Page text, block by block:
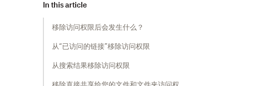
In this article
移除访问权限后会发生什么？
从“已访问的链接”移除访问权限
从搜索结果移除访问权限
移除直接共享给您的文件和文件夹访问权